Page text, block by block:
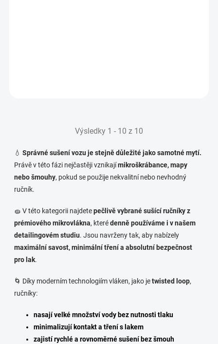
Výsledky 1 - 10 z 10
💧Správné sušení vozu je stejně důležité jako samotné mytí.
Právě v této fázi nejčastěji vznikajímikroškrábance, mapy
nebo šmouhy, pokud se použije nekvalitní nebo nevhodný
ručník.
🧽 V této kategorii najdetepečlivě vybrané sušící ručníky z
prémiového mikrovlákna, kterédenně používáme i v našem
detailingovém studiu. Jsou navrženy tak, aby nabízely
maximální savost, minimální tření a absolutní bezpečnost
pro lak.
🌀 Díky moderním technologiím vláken, jako jetwisted loop,
ručníky:
nasají velké množství vody bez nutnosti tlaku
minimalizují kontakt a tření s lakem
zajistí rychlé a rovnoměrné sušení bez šmouh